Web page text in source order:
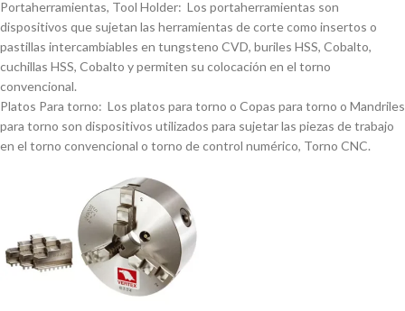
Portaherramientas, Tool Holder: Los portaherramientas son
dispositivos que sujetan las herramientas de corte como insertos o
pastillas intercambiables en tungsteno CVD, buriles HSS, Cobalto,
cuchillas HSS, Cobalto y permiten su colocación en el torno
convencional.
Platos Para torno: Los platos para torno o Copas para torno o Mandriles
para torno son dispositivos utilizados para sujetar las piezas de trabajo
en el torno convencional o torno de control numérico, Torno CNC.